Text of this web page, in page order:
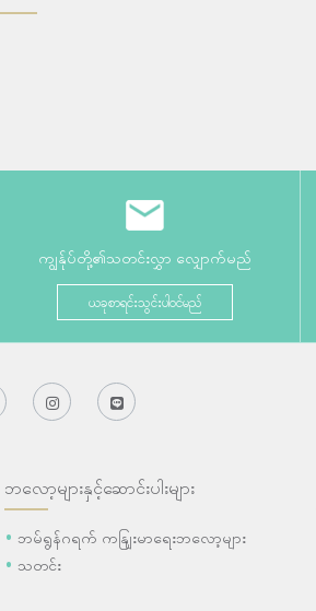
ကျွန်ုပ်တို့၏သတင်းလွှာ လျှောက်မည်
ယခုစာရင်းသွင်းပါဝင်မည်
ဘလော့များနှင့်ဆောင်းပါးများ
ဘမ်ရွန်ဂရက် ကနျြးမာရေးဘလော့များ
သတင်း